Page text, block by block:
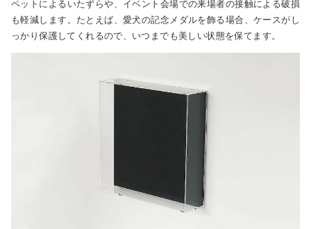
ペットによるいたずらや、イベント会場での来場者の接触による破損
も軽減します。たとえば、愛犬の記念メダルを飾る場合、ケースがし
っかり保護してくれるので、いつまでも美しい状態を保てます。